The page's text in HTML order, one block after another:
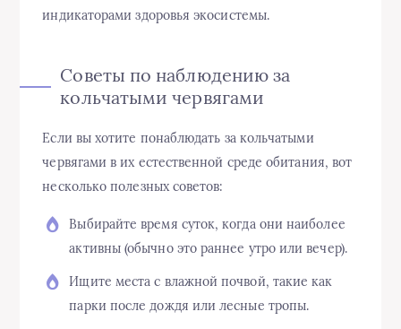
индикаторами здоровья экосистемы.
Советы по наблюдению за
кольчатыми червягами
Если вы хотите понаблюдать за кольчатыми
червягами в их естественной среде обитания, вот
несколько полезных советов:
Выбирайте время суток, когда они наиболее
активны (обычно это раннее утро или вечер).
Ищите места с влажной почвой, такие как
парки после дождя или лесные тропы.